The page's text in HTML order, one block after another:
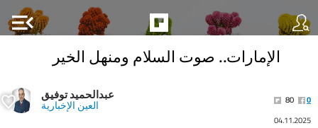
menu_open
الإمارات.. صوت السلام ومنهل الخير
عبدالحميد توفيق
العين الإخبارية 80
0
04.11.2025